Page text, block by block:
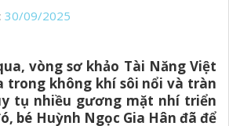
30/09/2025
vòng sơ khảo Tài Năng Việt
trong không khí sôi nổi và tràn
tụ nhiều gương mặt nhí triển
bé Huỳnh Ngọc Gia Hân đã để